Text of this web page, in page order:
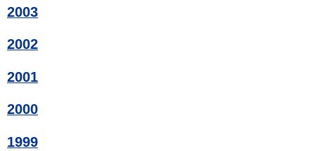
2003
2002
2001
2000
1999